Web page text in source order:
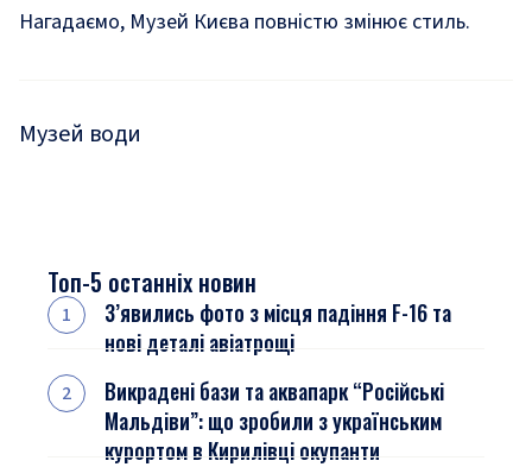
Нагадаємо, Музей Києва повністю змінює стиль.
Музей води
Топ-5 останніх новин
З’явились фото з місця падіння F-16 та
нові деталі авіатрощі
Викрадені бази та аквапарк “Російські
Мальдіви”: що зробили з українським
курортом в Кирилівці окупанти